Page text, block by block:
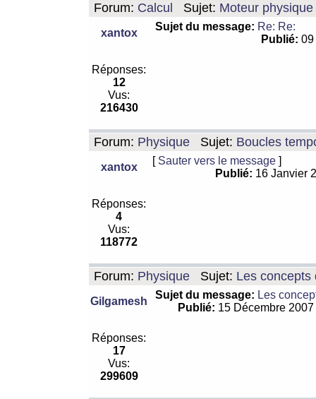
Forum: Calcul Sujet: Moteur
xantox
Sujet du message: Re: Re:
Publié:
Réponses:
12
Vus:
216430
Forum: Physique Sujet: Boucles
xantox
[ Sauter vers le message ]
Publié: 16 Janvier
Réponses:
4
Vus:
118772
Forum: Physique Sujet: Les concepts
Gilgamesh
Sujet du message: Les
Publié: 15 Décembre
Réponses:
17
Vus:
299609